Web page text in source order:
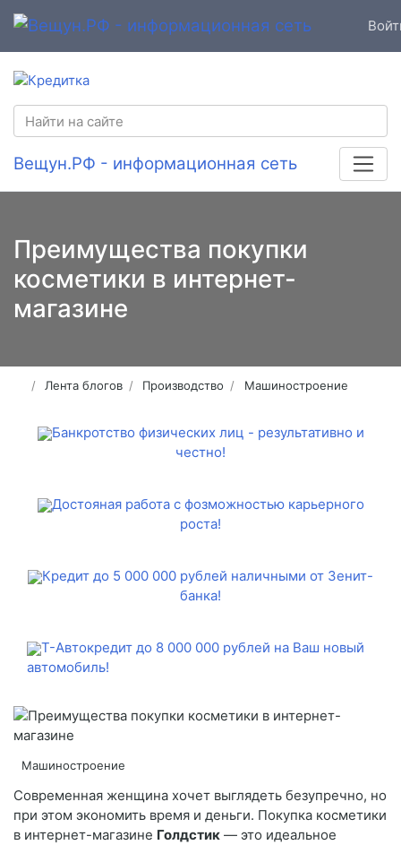
Вещун.РФ - информационная сеть
Преимущества покупки
косметики в интернет-
магазине
Лента блогов Производство Машиностроение
Банкротство физических лиц - результативно и
честно!
Достояная работа с фозможностью карьерного
роста!
Кредит до 5 000 000 рублей наличными от Зенит-
банка!
Т-Автокредит до 8 000 000 рублей на Ваш новый
автомобиль!
Машиностроение
Современная женщина хочет выглядеть безупречно, но
при этом экономить время и деньги. Покупка косметики
в интернет-магазине Голдстик — это идеальное